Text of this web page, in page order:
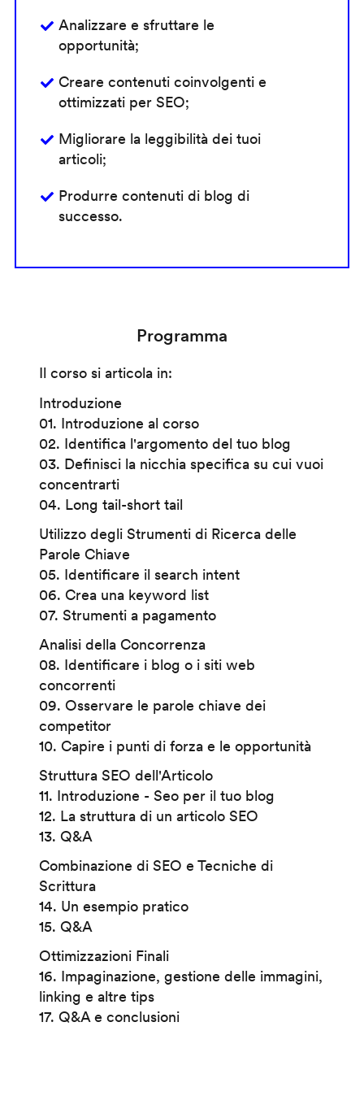
Analizzare e sfruttare le
opportunità;
Creare contenuti coinvolgenti e
ottimizzati per SEO;
Migliorare la leggibilità dei tuoi
articoli;
Produrre contenuti di blog di
successo.
Programma
Il corso si articola in:
Introduzione
01. Introduzione al corso
02. Identifica l'argomento del tuo blog
03. Definisci la nicchia specifica su cui vuoi
concentrarti
04. Long tail-short tail
Utilizzo degli Strumenti di Ricerca delle
Parole Chiave
05. Identificare il search intent
06. Crea una keyword list
07. Strumenti a pagamento
Analisi della Concorrenza
08. Identificare i blog o i siti web
concorrenti
09. Osservare le parole chiave dei
competitor
10. Capire i punti di forza e le opportunità
Struttura SEO dell'Articolo
11. Introduzione - Seo per il tuo blog
12. La struttura di un articolo SEO
13. Q&A
Combinazione di SEO e Tecniche di
Scrittura
14. Un esempio pratico
15. Q&A
Ottimizzazioni Finali
16. Impaginazione, gestione delle immagini,
linking e altre tips
17. Q&A e conclusioni